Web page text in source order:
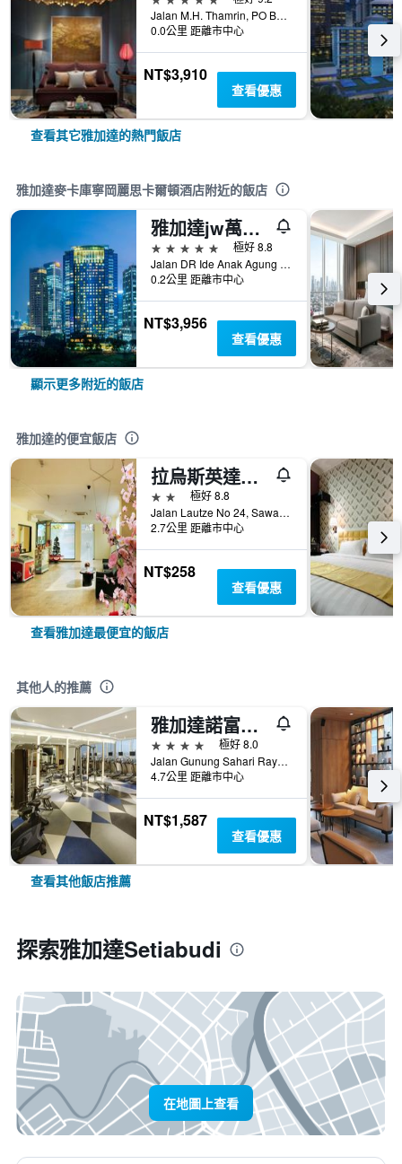
Jalan M.H. Thamrin, PO Box 3392, 雅加達, 印尼
0.0公里 距離市中心
NT$3,910
查看優惠
查看其它雅加達的熱門飯店
雅加達麥卡庫寧岡麗思卡爾頓酒店附近的飯店
雅加達jw萬豪酒店
5星級
極好 8.8
Jalan DR Ide Anak Agung Gde Agung Kav E.1.2 No 1&2, Kawasan Mega Kuningan, 雅加達, 印尼
0.2公里 距離市中心
NT$3,956
查看優惠
顯示更多附近的飯店
雅加達的便宜飯店
拉烏斯英達酒店 - 雅加達
2星級
極好 8.8
Jalan Lautze No 24, Sawah Besar, 雅加達, 印尼
2.7公里 距離市中心
NT$258
查看優惠
查看雅加達最便宜的飯店
其他人的推薦
雅加達諾富特曼加達廣場酒店
4星級
極好 8.0
Jalan Gunung Sahari Raya No 1, 雅加達, 印尼
4.7公里 距離市中心
NT$1,587
查看優惠
查看其他飯店推薦
探索雅加達Setiabudi
在地圖上查看